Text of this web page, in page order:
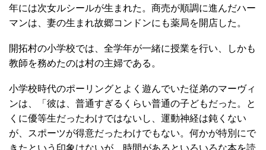
年には次女ルシールが生まれた。商売が順調に進んだハー
マンは、妻の生まれ故郷コンドンにも薬局を開店した。
開拓村の小学校では、全学年が一緒に授業を行い、しかも
教師を務めたのは村の主婦である。
小学校時代のポーリングとよく遊んでいた従弟のマーヴィ
ンは、「彼は、普通すぎるくらい普通の子どもだった。と
くに優等生だったわけではないし、運動神経は鈍くない
が、スポーツが得意だったわけでもない。何かが特別にで